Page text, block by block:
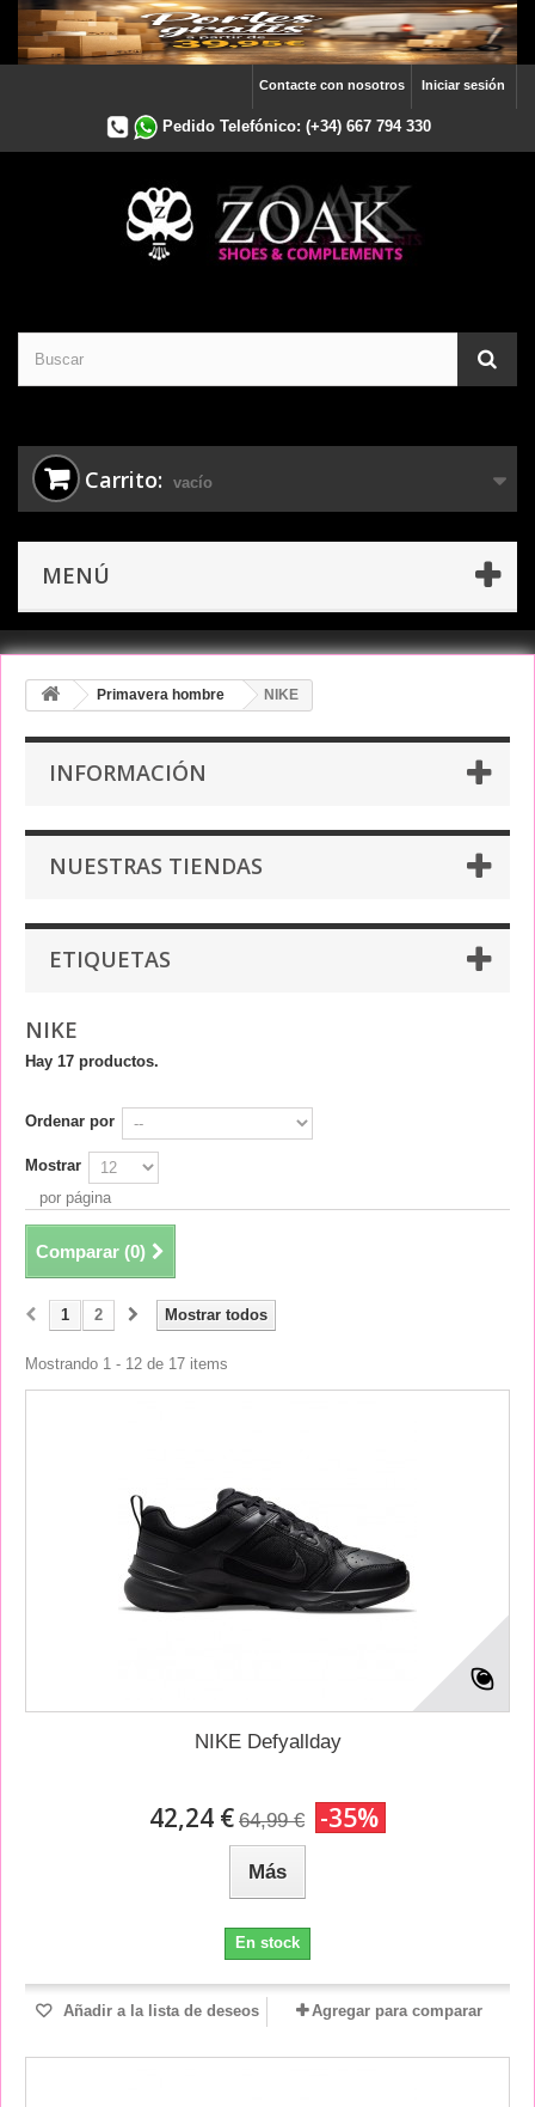
Iniciar sesión
Contacte con nosotros
Pedido Telefónico: (+34) 667 794 330
Carrito: vacío
MENÚ
Primavera hombre NIKE
INFORMACIÓN
NUESTRAS TIENDAS
ETIQUETAS
NIKE
Hay 17 productos.
Ordenar por
Mostrar
por página
Comparar (0)
Mostrar todos
1 2
Mostrando 1 - 12 de 17 items
NIKE Defyallday
42,24 € 64,99 € -35%
Más
En stock
Añadir a la lista de deseos Agregar para comparar